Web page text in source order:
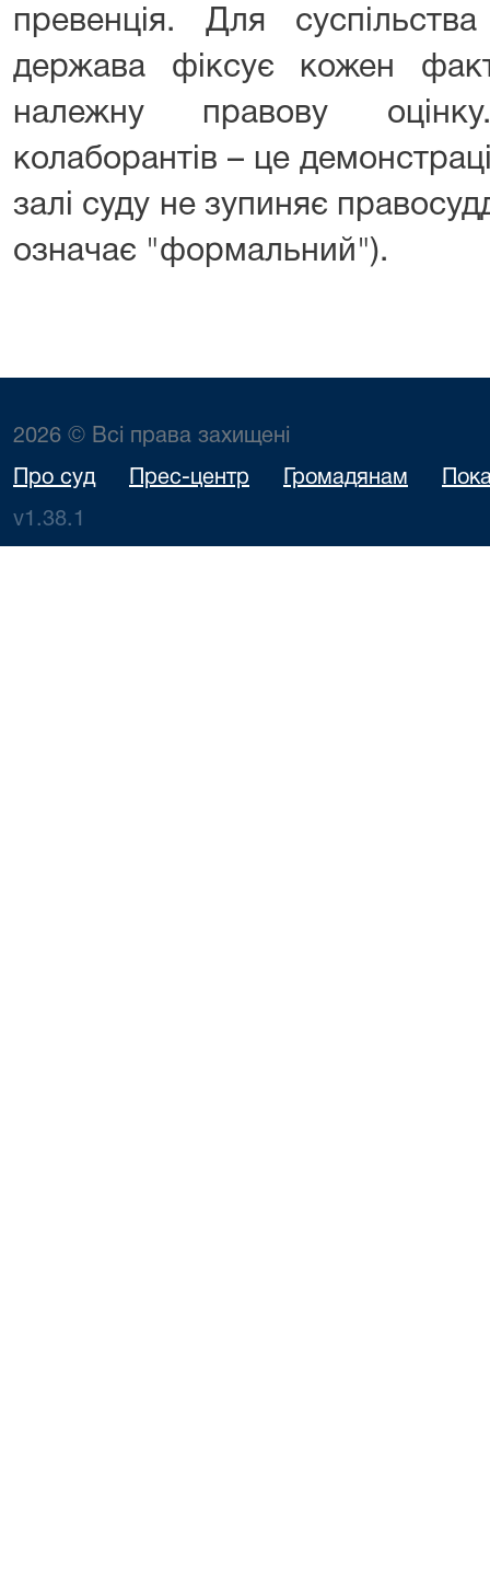
превенція. Для
держава фіксує кожен
належну правову
колаборантів – це
залі суду не зупиняє
означає "формальний").
2026 © Всі права захищені
Про суд Прес-центр Громадянам
v1.38.1